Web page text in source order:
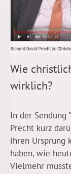
Wie
wirklich?
In der Sendung
Precht kurz
ihren Ursprung
haben, wie
Vielmehr